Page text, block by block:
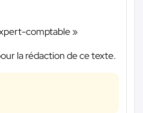
comptable »
la rédaction de ce texte.